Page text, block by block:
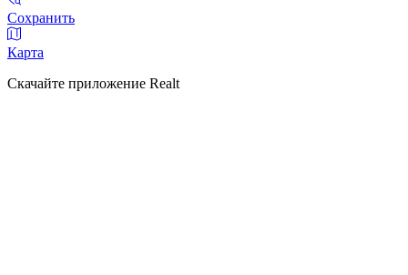
Сохранить
Карта
Скачайте приложение Realt